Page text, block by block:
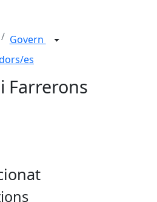
Govern
es
Farrerons